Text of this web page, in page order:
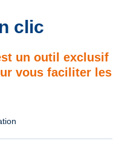
clic
un outil exclusif
vous faciliter les